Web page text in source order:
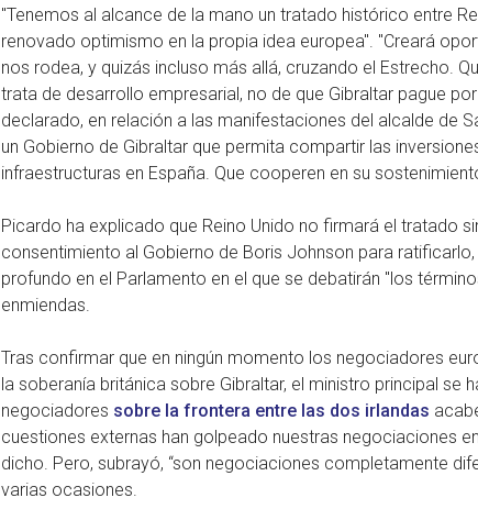
"Tenemos al alcance de la mano un tratado histórico entre
renovado optimismo en la propia idea europea". "Creará
nos rodea, y quizás incluso más allá, cruzando el Estrecho.
trata de desarrollo empresarial, no de que Gibraltar pague
declarado, en relación a las manifestaciones del alcalde de
un Gobierno de Gibraltar que permita compartir las
infraestructuras en España. Que cooperen en su
Picardo ha explicado que Reino Unido no firmará el tratado
consentimiento al Gobierno de Boris Johnson para
profundo en el Parlamento en el que se debatirán "los
enmiendas.
Tras confirmar que en ningún momento los negociadores
la soberanía británica sobre Gibraltar, el ministro principal
negociadores sobre la frontera entre las dos irlandas
cuestiones externas han golpeado nuestras negociaciones
dicho. Pero, subrayó, “son negociaciones completamente
varias ocasiones.